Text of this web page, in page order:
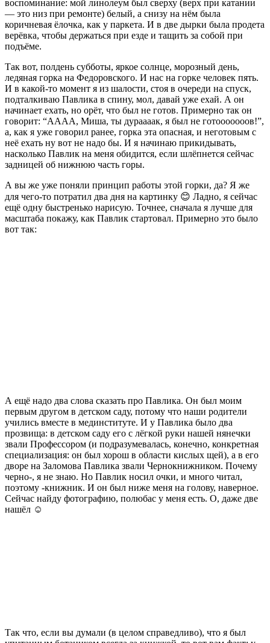
воспоминание: мой линолеум был сверху (верх при катании
— это низ при ремонте) белый, а снизу на нём была
коричневая ёлочка, как у паркета. И в две дырки была продета
верёвка, чтобы держаться при езде и тащить за собой при
подъёме.
Так вот, полдень субботы, яркое солнце, морозный день,
ледяная горка на Федоровского. И нас на горке человек пять.
И в какой-то момент я из шалости, стоя в очереди на спуск,
подталкиваю Павлика в спину, мол, давай уже ехай. А он
начинает ехать, но орёт, что был не готов. Примерно так он
говорит: “АААА, Миша, ты дураааак, я был не готооооооов!”,
а, как я уже говорил ранее, горка эта опасная, и неготовым с
неё ехать ну вот не надо бы. И я начинаю прикидывать,
насколько Павлик на меня обидится, если шлёпнется сейчас
задницей об нижнюю часть горы.
А вы же уже поняли принцип работы этой горки, да? Я же
для чего-то потратил два дня на картинку 😊 Ладно, я сейчас
ещё одну быстренько нарисую. Точнее, сначала я лучше для
масштаба покажу, как Павлик стартовал. Примерно это было
вот так:
А ещё надо два слова сказать про Павлика. Он был моим
первым другом в детском саду, потому что наши родители
учились вместе в мединституте. И у Павлика было два
прозвища: в детском саду его с лёгкой руки нашей нянечки
звали Профессором (и подразумевалась, конечно, конкретная
специализация: он был хорош в области кислых щей), а в его
дворе на Заломова Павлика звали Чернокнижником. Почему
черно-, я не знаю. Но Павлик носил очки, и много читал,
поэтому -книжник. И он был ниже меня на голову, наверное.
Сейчас найду фотографию, полюбас у меня есть. О, даже две
нашёл ☺️
Так что, если вы думали (в целом справедливо), что я был